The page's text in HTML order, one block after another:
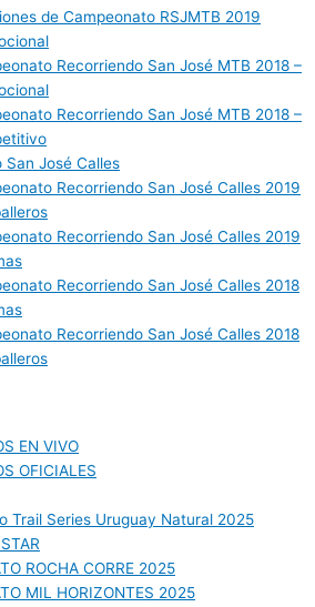
de Campeonato RSJMTB 2019
Recorriendo San José MTB 2018 –
Recorriendo San José MTB 2018 –
San José Calles
Recorriendo San José Calles 2019
Recorriendo San José Calles 2019
Recorriendo San José Calles 2018
Recorriendo San José Calles 2018
EN VIVO
OFICIALES
Trail Series Uruguay Natural 2025
ROCHA CORRE 2025
MIL HORIZONTES 2025